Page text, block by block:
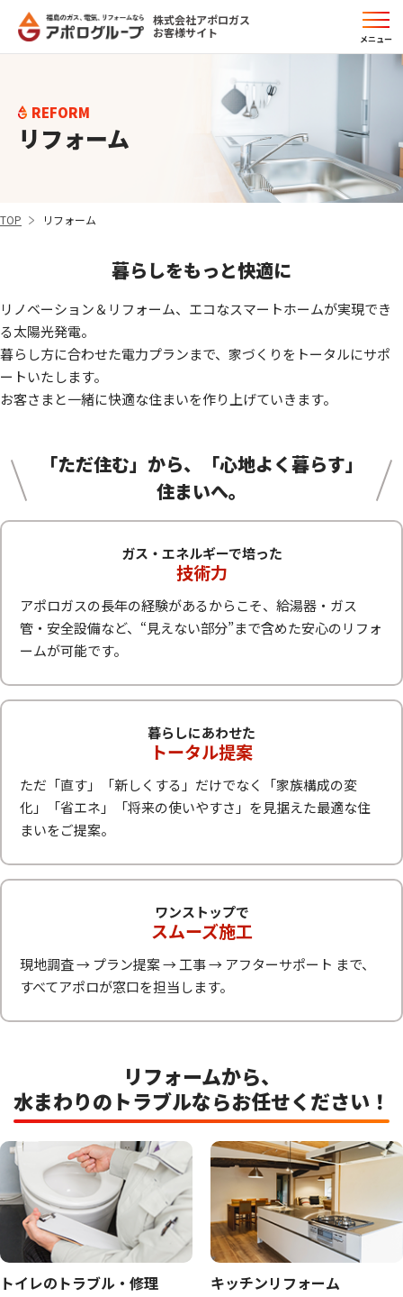
株式会社アポロガス
お客様サイト
メニュー
REFORM
リフォーム
TOP リフォーム
暮らしをもっと快適に
リノベーション＆リフォーム、エコなスマートホームが実現でき
る太陽光発電。
暮らし方に合わせた電力プランまで、家づくりをトータルにサポ
ートいたします。
お客さまと一緒に快適な住まいを作り上げていきます。
「ただ住む」から、「心地よく暮らす」
住まいへ。
ガス・エネルギーで培った
技術力
アポロガスの長年の経験があるからこそ、給湯器・ガス
管・安全設備など、“見えない部分”まで含めた安心のリフォ
ームが可能です。
暮らしにあわせた
トータル提案
ただ「直す」「新しくする」だけでなく「家族構成の変
化」「省エネ」「将来の使いやすさ」を見据えた最適な住
まいをご提案。
ワンストップで
スムーズ施工
現地調査 → プラン提案 → 工事 → アフターサポート まで、
すべてアポロが窓口を担当します。
リフォームから、
水まわりのトラブルならお任せください！
トイレのトラブル・修理 キッチンリフォーム